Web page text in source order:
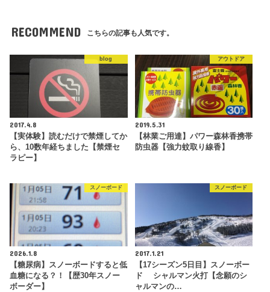
RECOMMEND こちらの記事も人気です。
blog
2017.4.8
【実体験】読むだけで禁煙してか
ら、10数年経ちました【禁煙セ
ラピー】
アウトドア
2019.5.31
【林業ご用達】パワー森林香携帯
防虫器【強力蚊取り線香】
スノーボード
2026.1.8
【糖尿病】スノーボードすると低
血糖になる？！【歴30年スノー
ボーダー】
スノーボード
2017.1.21
【17シーズン5日目】スノーボー
ド シャルマン火打【念願のシ
ャルマンの…